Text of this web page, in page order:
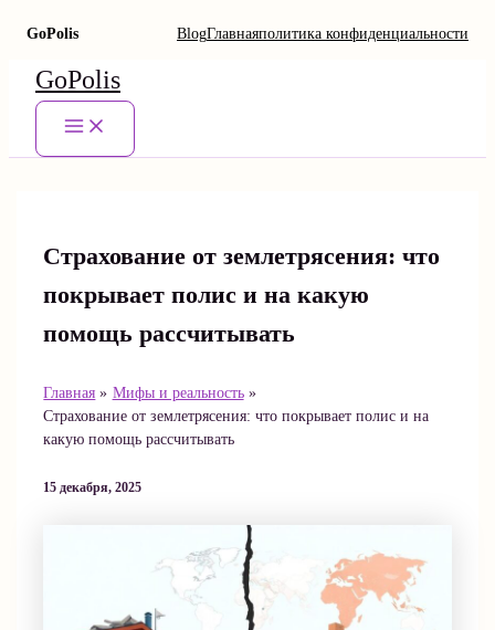
GoPolis BlogГлавнаяполитика конфиденциальности
Перейти
содержимому
GoPolis
Main
Страхование от землетрясения: что
покрывает полис и на какую
помощь рассчитывать
Главная
Мифы и реальность
Страхование от землетрясения: что покрывает полис и на
какую помощь рассчитывать
15 декабря, 2025